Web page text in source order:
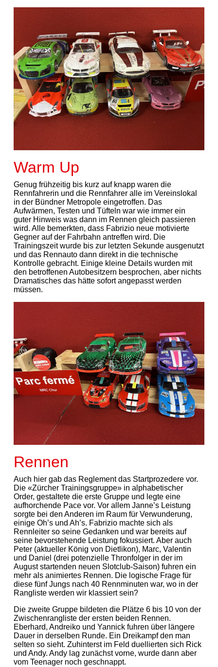
Warm Up
Genug frühzeitig bis kurz auf knapp waren die
Rennfahrerin und die Rennfahrer alle im Vereinslokal
in der Bündner Metropole eingetroffen. Das
Aufwärmen, Testen und Tüfteln war wie immer ein
guter Hinweis was dann im Rennen gleich passieren
wird. Alle bemerkten, dass Fabrizio neue motivierte
Gegner auf der Fahrbahn antreffen wird. Die
Trainingszeit wurde bis zur letzten Sekunde ausgenutzt
und das Rennauto dann direkt in die technische
Kontrolle gebracht. Einige kleine Details wurden mit
den betroffenen Autobesitzern besprochen, aber nichts
Dramatisches das hätte sofort angepasst werden
müssen.
Rennen
Auch hier gab das Reglement das Startprozedere vor.
Die «Zürcher Trainingsgruppe» in alphabetischer
Order, gestaltete die erste Gruppe und legte eine
aufhorchende Pace vor. Vor allem Janne’s Leistung
sorgte bei den Anderen im Raum für Verwunderung,
einige Oh’s und Ah’s. Fabrizio machte sich als
Rennleiter so seine Gedanken und war bereits auf
seine bevorstehende Leistung fokussiert. Aber auch
Peter (aktueller König von Dietlikon), Marc, Valentin
und Daniel (drei potenzielle Thronfolger in der im
August startenden neuen Slotclub-Saison) fuhren ein
mehr als animiertes Rennen. Die logische Frage für
diese fünf Jungs nach 40 Rennminuten war, wo in der
Rangliste werden wir klassiert sein?
Die zweite Gruppe bildeten die Plätze 6 bis 10 von der
Zwischenrangliste der ersten beiden Rennen.
Eberhard, Andreiko und Yannick fuhren über längere
Dauer in derselben Runde. Ein Dreikampf den man
selten so sieht. Zuhinterst im Feld duellierten sich Rick
und Andy. Andy lag zunächst vorne, wurde dann aber
vom Teenager noch geschnappt.